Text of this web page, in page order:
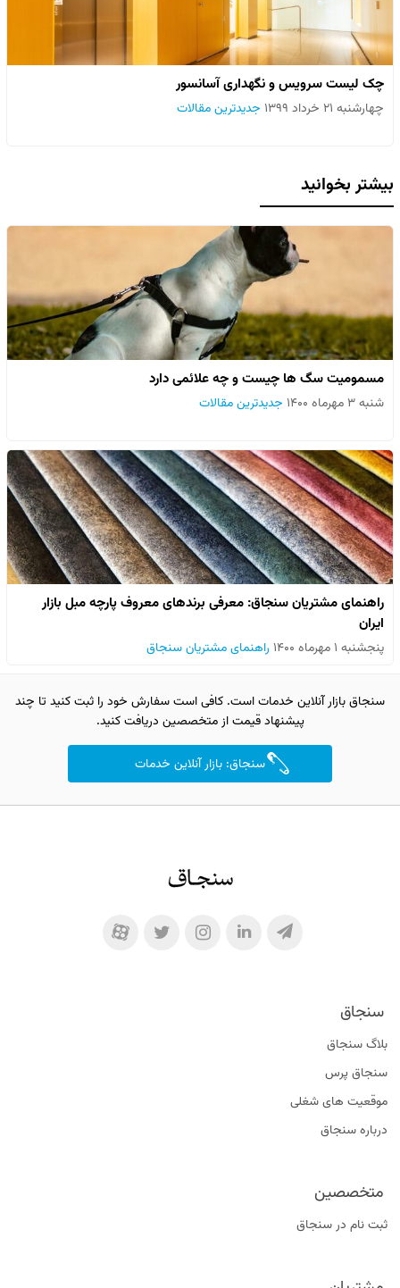
چک لیست سرویس و نگهداری آسانسور
چهارشنبه ۲۱ خرداد ۱۳۹۹ جدیدترین مقالات
بیشتر بخوانید
مسمومیت سگ ها چیست و چه علائمی دارد
شنبه ۳ مهرماه ۱۴۰۰ جدیدترین مقالات
راهنمای مشتریان سنجاق: معرفی برندهای معروف پارچه مبل بازار
ایران
پنجشنبه ۱ مهرماه ۱۴۰۰ راهنمای مشتریان سنجاق
سنجاق بازار آنلاین خدمات است. کافی است سفارش خود را ثبت کنید تا چند
پیشنهاد قیمت از متخصصین دریافت کنید.
سنجاق: بازار آنلاین خدمات
سنجاق
بلاگ سنجاق
سنجاق پرس
موقعیت‌ های شغلی
درباره سنجاق
متخصصین
ثبت نام در سنجاق